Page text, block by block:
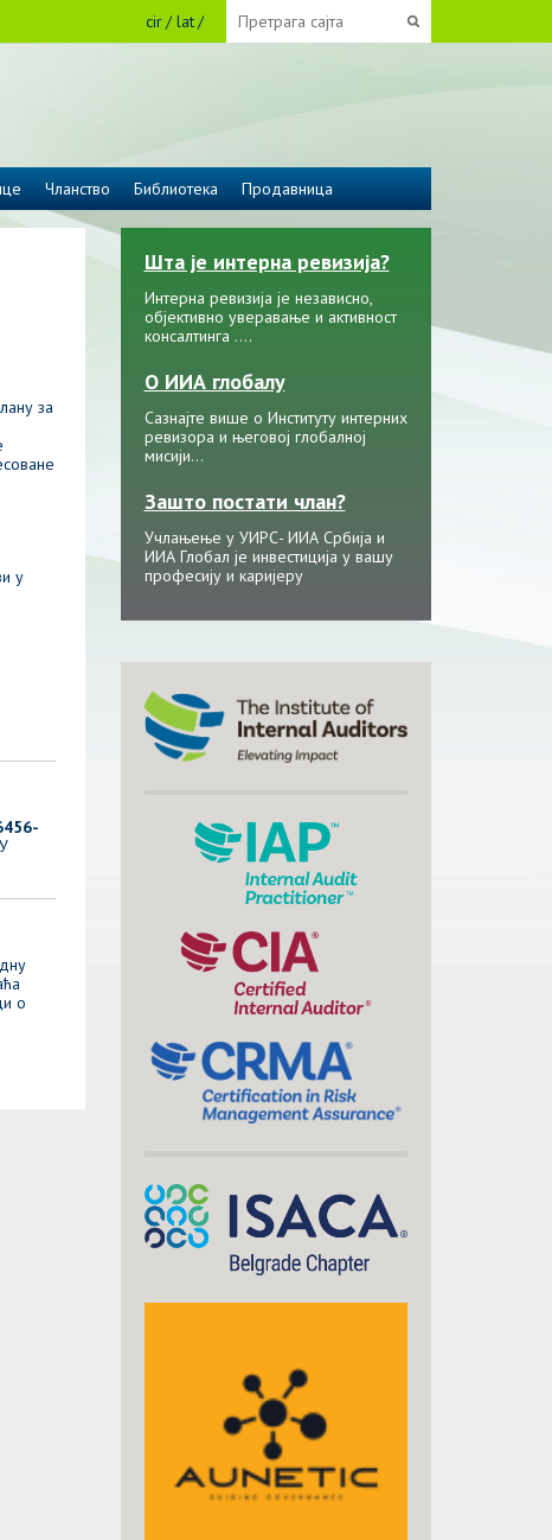
cir lat
Чланство Библиотека Продавница
за
у
о
Шта је интерна ревизија?
Интерна ревизија је независно,
објективно уверавање и активност
консалтинга ....
О ИИА глобалу
Сазнајте више о Институту интерних
ревизора и његовој глобалној
мисији…
Зашто постати члан?
Учлањење у УИРС- ИИА Србија и
ИИА Глобал је инвестиција у вашу
професију и каријеру